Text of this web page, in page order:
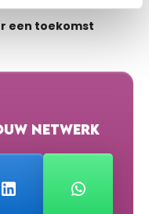
een toekomst
NETWERK